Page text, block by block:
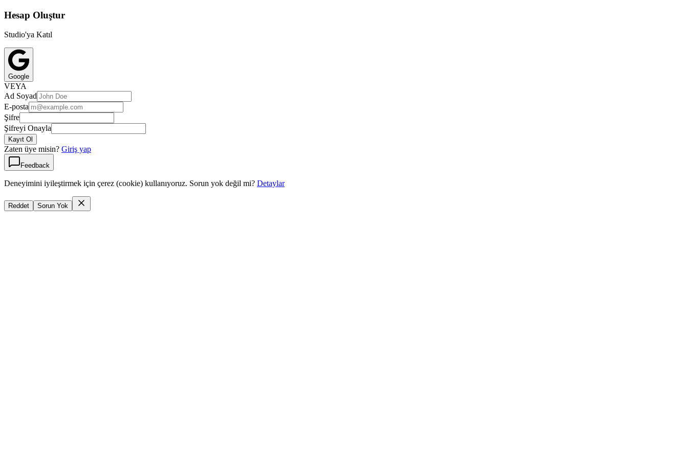
Hesap Oluştur
Studio'ya Katıl
Google
VEYA
Ad Soyad
E-posta
Şifre
Şifreyi Onayla
Kayıt Ol
Zaten üye misin? Giriş yap
Feedback
Deneyimini iyileştirmek için çerez (cookie) kullanıyoruz. Sorun yok değil mi? Detaylar
Reddet Sorun Yok